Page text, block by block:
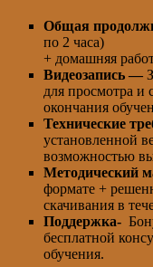
Общая
по 2 часа)
+ домашняя
Видеозапись —
для просмотра и
окончания
Технические
установленной
возможностью
Методический
формате +
скачивания в
Поддержка-
бесплатной
обучения.